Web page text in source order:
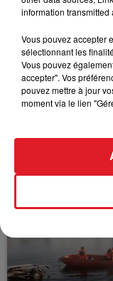
15 juillet 2026
VOLONTAIRE
Selon les
à des
information transmitted
Vous pouvez accepter
sélectionnant les
Vous pouvez
accepter". Vos
pouvez mettre à jour
moment via le lien